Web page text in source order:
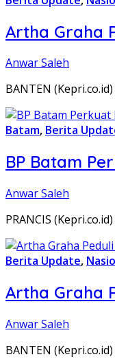
Artha Graha
Anwar Saleh
BANTEN
Batam, Berita
BP Batam
Anwar Saleh
PRANCIS
Berita Update,
Artha Graha
Anwar Saleh
BANTEN